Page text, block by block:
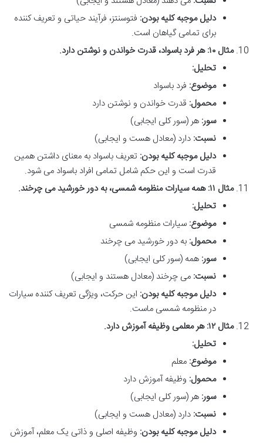
دلیل موجبه کلیه بودن: فتوسنتز، فرآیند حیاتی و تعریف کننده
برای تمامی گیاهان است.
مثال ۱۰: هر فرد باسواد، قدرت خواندن و نوشتن دارد.
تحلیل:
موضوع: فرد باسواد
محمول: قدرت خواندن و نوشتن دارد
سور: هر (سور کلی ایجابی)
نسبت: دارد (معادل هست و ایجابی)
دلیل موجبه کلیه بودن: تعریف باسواد به معنای داشتن همین
قدرت است و این حکم شامل تمامی افراد باسواد می شود.
مثال ۱۱: همه سیارات منظومه شمسی، به دور خورشید می چرخند.
تحلیل:
موضوع: سیارات منظومه شمسی
محمول: به دور خورشید می چرخند
سور: همه (سور کلی ایجابی)
نسبت: می چرخند (معادل هستند و ایجابی)
دلیل موجبه کلیه بودن: این حرکت، ویژگی تعریف کننده سیارات
در منظومه شمسی ماست.
مثال ۱۲: هر معلمی وظیفه آموزش دارد.
تحلیل:
موضوع: معلم
محمول: وظیفه آموزش دارد
سور: هر (سور کلی ایجابی)
نسبت: دارد (معادل هست و ایجابی)
دلیل موجبه کلیه بودن: وظیفه اصلی و ذاتی یک معلم، آموزش